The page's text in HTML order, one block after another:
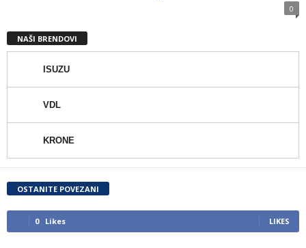
0
NAŠI BRENDOVI
ISUZU
VDL
KRONE
OSTANITE POVEZANI
0 Likes LIKES